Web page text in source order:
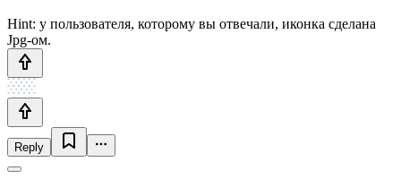
Hint: у пользователя, которому вы отвечали, иконка сделана
Jpg-ом.
Reply